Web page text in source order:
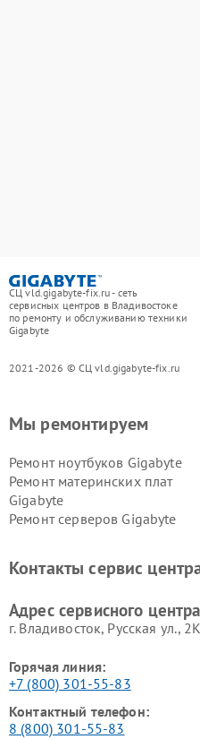
СЦ vld.gigabyte-fix.ru - сеть
сервисных центров в Владивостоке
по ремонту и обслуживанию техники
Gigabyte
2021-2026 © СЦ vld.gigabyte-fix.ru
Мы ремонтируем
Ремонт ноутбуков Gigabyte
Ремонт материнских плат
Gigabyte
Ремонт серверов Gigabyte
Контакты сервис
Адрес сервисного
г. Владивосток, Русская ул., 2К
Горячая линия:
+7 (800) 301-55-83
Контактный телефон:
8 (800) 301-55-83